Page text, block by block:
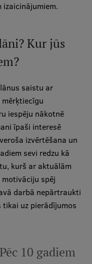
Kur jūs
saistu ar
iespēju nākotnē
īpaši interesē
izvērtēšana un
sevi redzu kā
kurš ar aktuālām
spēj
darbā nepārtraukti
uz pierādījumos
Pēc 10 gadiem